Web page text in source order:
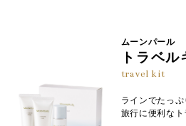
ムーンパール
トラベル
travel kit
ラインでたっ
旅行に便利なト